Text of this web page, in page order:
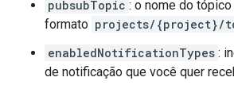
pubsubTopic : o nome do
formato projects/{project}/
enabledNotificationTypes :
de notificação que você quer